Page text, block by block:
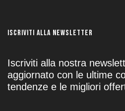
ISCRIVITI ALLA NEWSLETTER
Iscriviti alla nostra
aggiornato con le ultime
tendenze e le migliori